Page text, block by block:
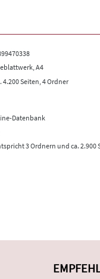
A4
4.200 Seiten, 4 Ordner
Datenbank
3 Ordnern und ca. 2.900